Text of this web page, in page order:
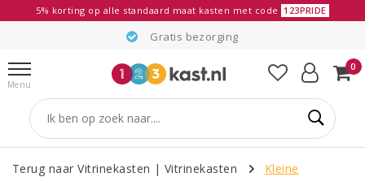
5% korting op alle standaard maat kasten met code 123PRIDE
Gratis bezorging
Menu
0
Terug naar Vitrinekasten | Vitrinekasten
Kleine